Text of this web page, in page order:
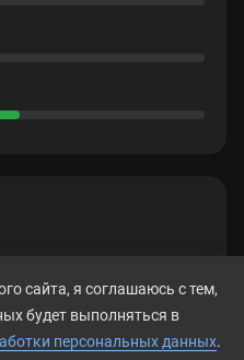
сайта, я соглашаюсь с тем,
будет выполняться в
персональных данных.